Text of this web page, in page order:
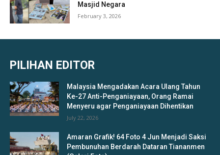
Masjid Negara
February 3, 2026
PILIHAN EDITOR
Malaysia Mengadakan Acara Ulang Tahun
Ke-27 Anti-Penganiayaan, Orang Ramai
Menyeru agar Penganiayaan Dihentikan
July 22, 2026
Amaran Grafik! 64 Foto 4 Jun Menjadi Saksi
Pembunuhan Berdarah Dataran Tiananmen